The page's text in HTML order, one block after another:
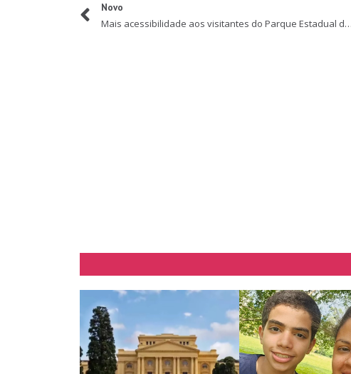
Novo
Mais acessibilidade aos visitantes do Parque Estadual da Cantareira